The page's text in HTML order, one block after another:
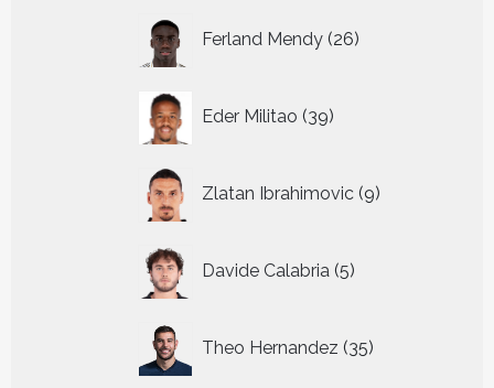
Ferland Mendy 26
producten
Eder Militao 39
producten
Zlatan Ibrahimovic 9
producten
Davide Calabria 5
producten
Theo Hernandez 35
producten